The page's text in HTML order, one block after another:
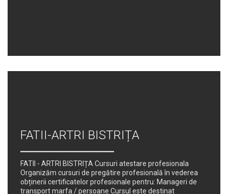
FATII-ARTRI BISTRIȚA
FATII - ARTRI BISTRIȚA Cursuri atestare profesionala
Organizăm cursuri de pregătire profesională în vederea
obținerii certificatelor profesionale pentru: Manageri de
transport marfa / persoane Cursul este destinat